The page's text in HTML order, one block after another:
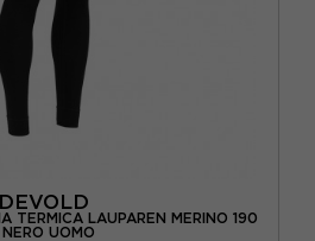
DEVOLD
TERMICA LAUPAREN MERINO 190
NERO UOMO